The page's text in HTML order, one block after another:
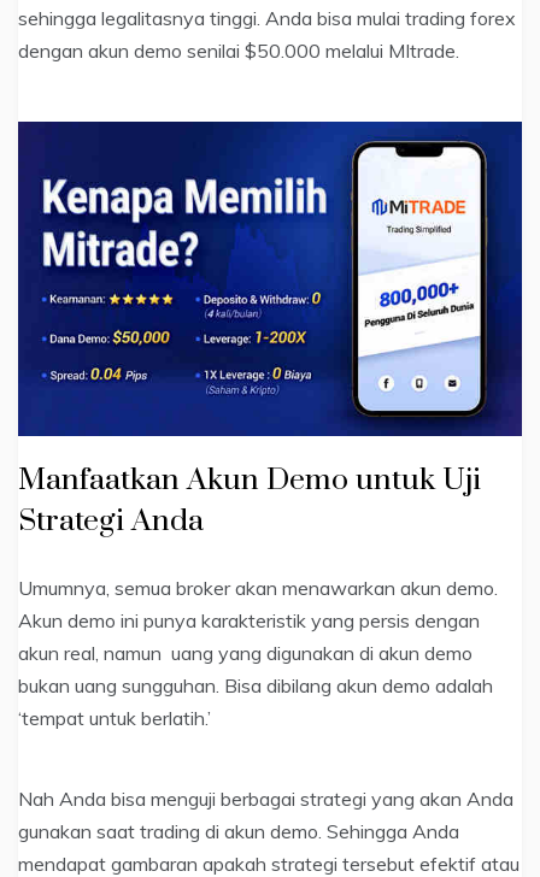
sehingga legalitasnya tinggi. Anda bisa mulai trading forex
dengan akun demo senilai $50.000 melalui MItrade.
Manfaatkan Akun Demo untuk Uji
Strategi Anda
Umumnya, semua broker akan menawarkan akun demo.
Akun demo ini punya karakteristik yang persis dengan
akun real, namun uang yang digunakan di akun demo
bukan uang sungguhan. Bisa dibilang akun demo adalah
‘tempat untuk berlatih.’
Nah Anda bisa menguji berbagai strategi yang akan Anda
gunakan saat trading di akun demo. Sehingga Anda
mendapat gambaran apakah strategi tersebut efektif atau